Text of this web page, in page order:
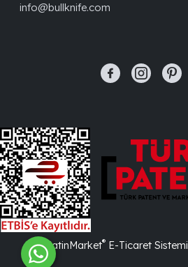
info@bullknife.com
PlatinMarket® E-Ticaret Sistemi